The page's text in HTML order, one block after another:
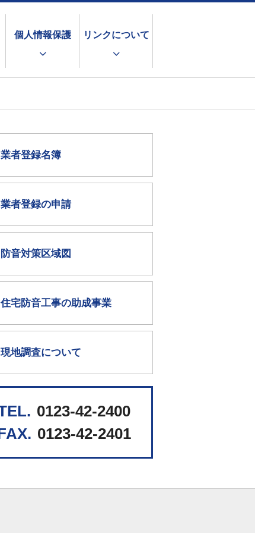
個人情報保護 リンクについて
業者登録名簿
業者登録の申請
防音対策区域図
住宅防音工事の助成事業
現地調査について
0123-42-2400
0123-42-2401